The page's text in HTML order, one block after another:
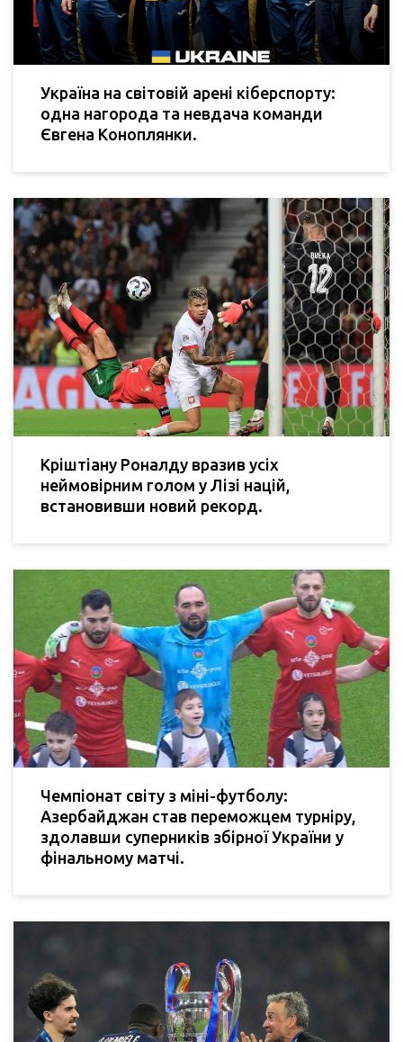
Україна на світовій арені кіберспорту:
одна нагорода та невдача команди
Євгена Коноплянки.
Кріштіану Роналду вразив усіх
неймовірним голом у Лізі націй,
встановивши новий рекорд.
Чемпіонат світу з міні-футболу:
Азербайджан став переможцем турніру,
здолавши суперників збірної України у
фінальному матчі.